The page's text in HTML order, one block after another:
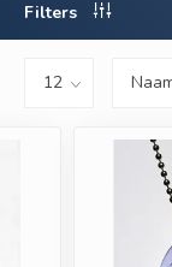
Filters